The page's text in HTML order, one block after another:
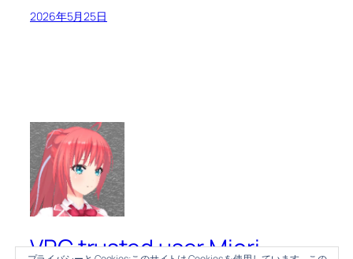
2026年5月25日
VRC trusted user Miori